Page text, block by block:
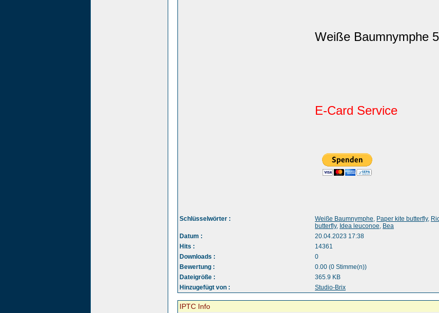
Weiße Baumnymphe 5
E-Card Service
Schlüsselwörter : Weiße Baumnymphe, Paper kite butterfly,
butterfly, Idea leuconoe, Bea
Datum :
20.04.2023 17:38
Hits :
14361
Downloads :
0
Bewertung :
0.00 (0 Stimme(n))
Dateigröße :
365.9 KB
Hinzugefügt von :
Studio-Brix
IPTC Info